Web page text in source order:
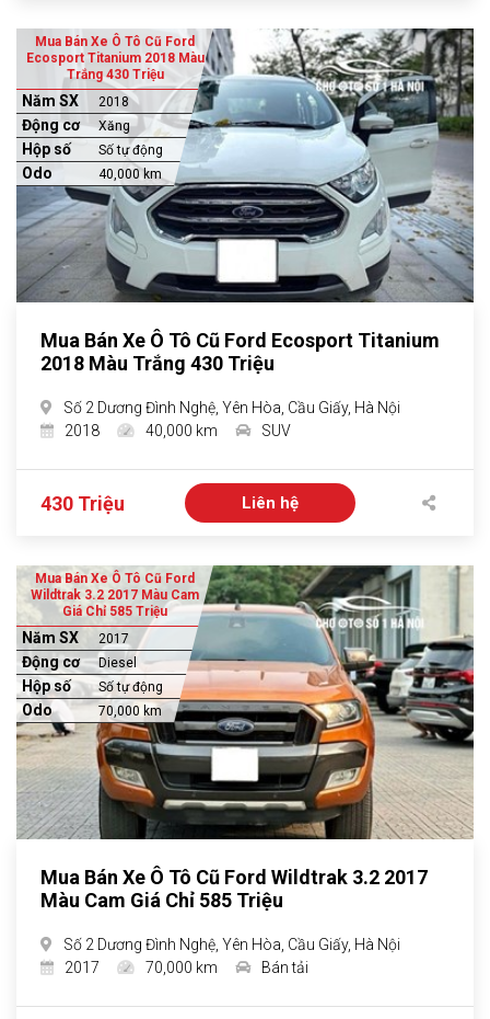
Mua Bán Xe Ô Tô Cũ Ford
Ecosport Titanium 2018 Màu
Trắng 430 Triệu
Năm SX 2018
Động cơ Xăng
Hộp số Số tự động
Odo 40,000 km
Mua Bán Xe Ô Tô Cũ Ford Ecosport Titanium
2018 Màu Trắng 430 Triệu
Số 2 Dương Đình Nghệ, Yên Hòa, Cầu Giấy, Hà Nội
2018
40,000 km SUV
430 Triệu Liên hệ
Mua Bán Xe Ô Tô Cũ Ford
Wildtrak 3.2 2017 Màu Cam
Giá Chỉ 585 Triệu
Năm SX 2017
Động cơ Diesel
Hộp số Số tự động
Odo 70,000 km
Mua Bán Xe Ô Tô Cũ Ford Wildtrak 3.2 2017
Màu Cam Giá Chỉ 585 Triệu
Số 2 Dương Đình Nghệ, Yên Hòa, Cầu Giấy, Hà Nội
2017
70,000 km Bán tải